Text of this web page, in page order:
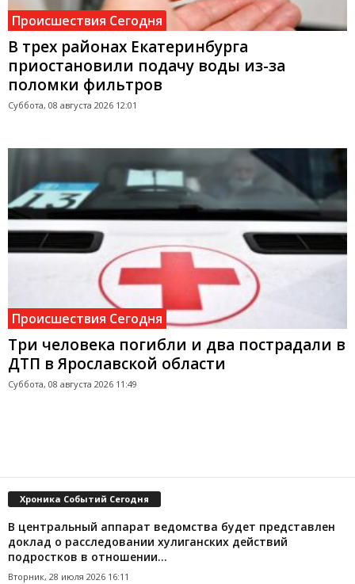
Происшествия Сегодня
В трех районах Екатеринбурга
приостановили подачу воды из-за
поломки фильтров
Суббота, 08 августа 2026 12:01
Происшествия Сегодня
Три человека погибли и два пострадали в
ДТП в Ярославской области
Суббота, 08 августа 2026 11:49
Хроника Событий Сегодня
В центральный аппарат ведомства будет представлен
доклад о расследовании хулиганских действий
подростков в отношении...
Вторник, 28 июля 2026 16:11